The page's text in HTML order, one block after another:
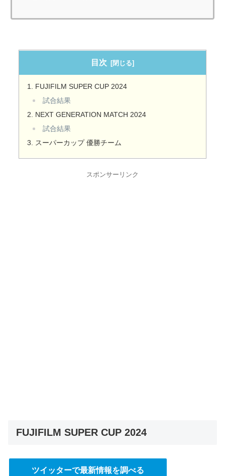
目次
FUJIFILM SUPER CUP 2024
試合結果
NEXT GENERATION MATCH 2024
試合結果
スーパーカップ 優勝チーム
スポンサーリンク
FUJIFILM SUPER CUP 2024
ツイッターで最新情報を調べる